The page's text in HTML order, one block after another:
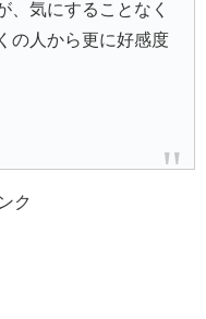
、気にすることなく
の人から更に好感度
ク